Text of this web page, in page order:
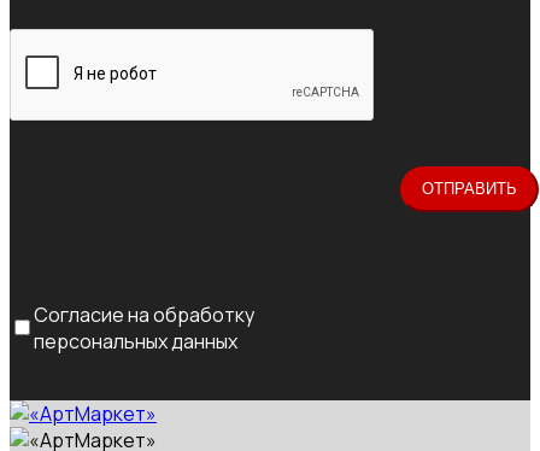
Согласие на обработку
персональных данных